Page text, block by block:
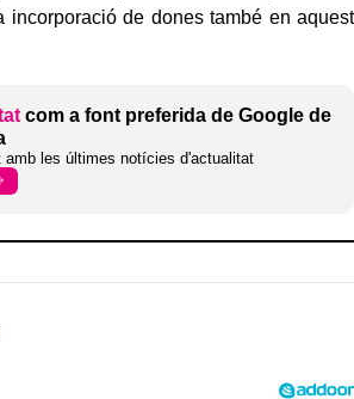
incorporació de dones també en aquest
com a font preferida de Google de
amb les últimes notícies d'actualitat